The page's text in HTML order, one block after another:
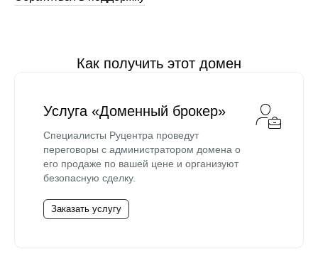
Как получить этот домен
Услуга «Доменный брокер»
Специалисты Руцентра проведут
переговоры с администратором домена о
его продаже по вашей цене и организуют
безопасную сделку.
Заказать услугу